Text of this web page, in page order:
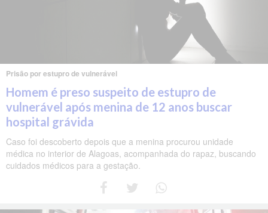
Prisão por estupro de vulnerável
Homem é preso suspeito de estupro de
vulnerável após menina de 12 anos buscar
hospital grávida
Caso foi descoberto depois que a menina procurou unidade
médica no interior de Alagoas, acompanhada do rapaz, buscando
cuidados médicos para a gestação.